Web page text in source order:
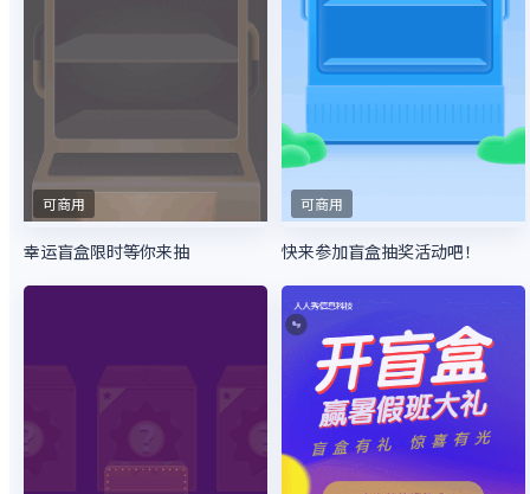
可商用
幸运盲盒限时等你来抽
可商用
快来参加盲盒抽奖活动吧！